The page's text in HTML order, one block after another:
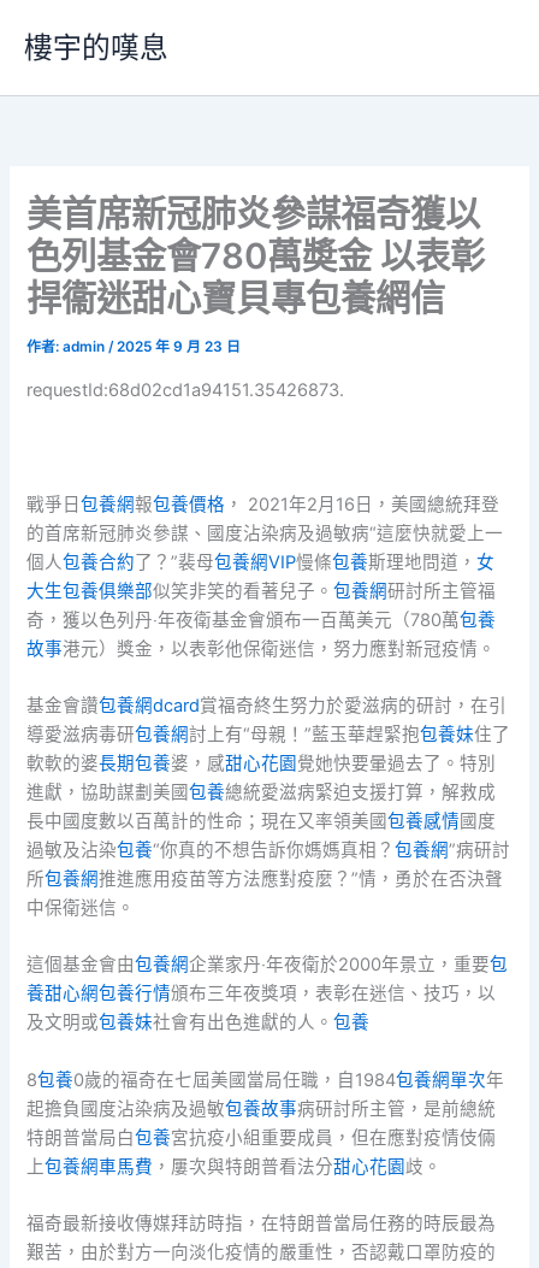
要
樓宇的嘆息
美首席新冠肺炎參謀福奇獲以
色列基金會780萬奬金 以表彰
捍衞迷甜心寶貝專包養網信
作者:admin/2025 年 9 月 23 日
requestId:68d02cd1a94151.35426873.
戰爭日包養網報包養價格 ， 2021年2月16日，美國總統拜登
的首席新冠肺炎參謀、國度沾染病及過敏病“這麼快就愛上一
個人包養合約了？”裴母包養網VIP慢條包養斯理地問道，女
大生包養俱樂部似笑非笑的看著兒子。包養網研討所主管福
奇，獲以色列丹‧年夜衛基金會頒布一百萬美元（780萬包養
故事港元）獎金，以表彰他保衛迷信，努力應對新冠疫情。
基金會讚包養網dcard賞福奇終生努力於愛滋病的研討，在引
導愛滋病毒研包養網討上有“母親！”藍玉華趕緊抱包養妹住了
軟軟的婆長期包養婆，感甜心花園覺她快要暈過去了。特別
進獻，協助謀劃美國包養總統愛滋病緊迫支援打算，解救成
長中國度數以百萬計的性命；現在又率領美國包養感情國度
過敏及沾染包養“你真的不想告訴你媽媽真相？包養網”病研討
所包養網推進應用疫苗等方法應對疫麼？”情，勇於在否決聲
中保衛迷信。
這個基金會由包養網企業家丹‧年夜衛於2000年景立，重要包
養甜心網包養行情頒布三年夜獎項，表彰在迷信、技巧，以
及文明或包養妹社會有出色進獻的人。包養
8包養0歲的福奇在七屆美國當局任職，自1984包養網單次年
起擔負國度沾染病及過敏包養故事病研討所主管，是前總統
特朗普當局白包養宮抗疫小組重要成員，但在應對疫情伎倆
上包養網車馬費 ，屢次與特朗普看法分甜心花園歧。
福奇最新接收傳媒拜訪時指，在特朗普當局任務的時辰最為
艱苦，由於對方一向淡化疫情的嚴重性，否認戴口罩防疫的